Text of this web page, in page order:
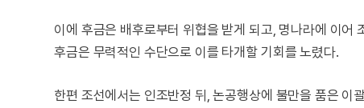
이에 후금은 배후로부터 위협을 받게 되고, 명나라에 이어
후금은 무력적인 수단으로 이를 타개할 기회를 노렸다.
한편 조선에서는 인조반정 뒤, 논공행상에 불만을 품은